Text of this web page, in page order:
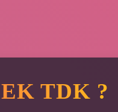
TDK ?